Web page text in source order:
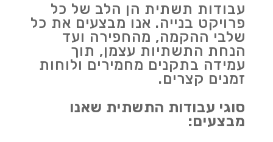
עבודות תשתית הן הלב של כל
פרויקט בנייה. אנו מבצעים את כל
שלבי ההקמה, מהחפירה ועד
הנחת התשתיות עצמן, תוך
עמידה בתקנים מחמירים ולוחות
זמנים קצרים.
סוגי עבודות התשתית שאנו
מבצעים: